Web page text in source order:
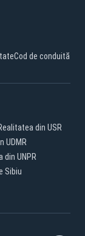
Cod de conduită
din USR
UDMR
din UNPR
Sibiu